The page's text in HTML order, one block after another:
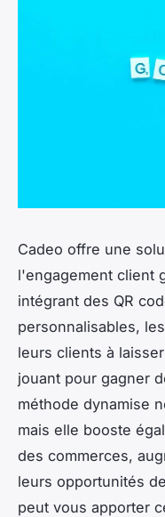
Cadeo offre une
l'engagement client
intégrant des QR
personnalisables,
leurs clients à
jouant pour gagner
méthode dynamise
mais elle booste
des commerces,
leurs opportunités
peut vous apporter